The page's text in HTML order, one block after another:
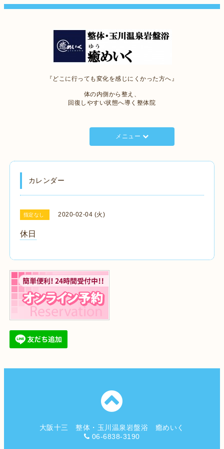
『どこに行っても変化を感じにくかった方へ』
体の内側から整え、
回復しやすい状態へ導く整体院
メニュー
カレンダー
指定なし 2020-02-04 (火)
休日
大阪十三 整体・玉川温泉岩盤浴 癒めいく
06-6838-3190